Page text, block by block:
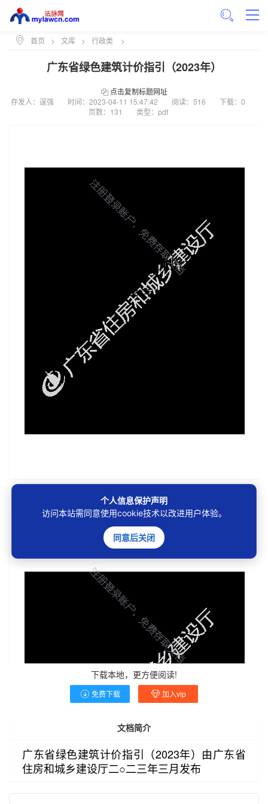
首页 > 文库 > 行政类 >
广东省绿色建筑计价指引（2023年）
点击复制标题网址
存发人：逞强
时间： 2023-04-11 15:47:42 阅读：516
下载：0
页数：131
类型：pdf
下载本地，更方便阅读!
免费下载 加入vip
文档简介
广东省绿色建筑计价指引（2023年）由广东省
住房和城乡建设厅二○二三年三月发布
个人信息保护声明
访问本站需同意使用cookie技术以改进用户体验。
同意后关闭